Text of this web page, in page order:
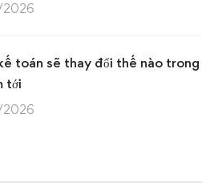
toán sẽ thay đổi thế nào trong
tới